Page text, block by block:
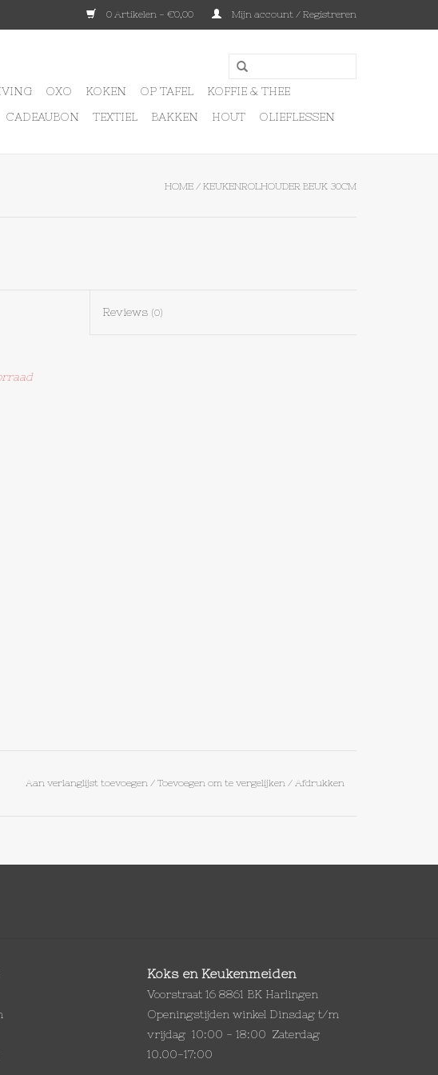
0 Artikelen - €0,00 Mijn account / Registreren
OXO KOKEN OP TAFEL
KOFFIE & THEE
CADEAUBON TEXTIEL BAKKEN HOUT OLIEFLESSEN
HOME / KEUKENROLHOUDER BEUK 30CM
Reviews (0)
Aan verlanglijst toevoegen / Toevoegen om te vergelijken / Afdrukken
Koks en Keukenmeiden
Voorstraat 16 8861 BK Harlingen
Openingstijden winkel Dinsdag t/m
vrijdag 10:00 - 18:00 Zaterdag
10.00-17:00